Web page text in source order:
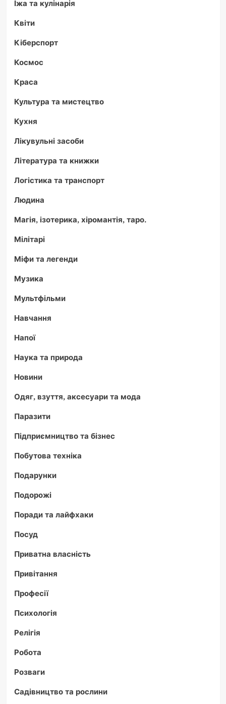
Їжа та кулінарія
Квіти
Кіберспорт
Космос
Краса
Культура та мистецтво
Кухня
Лікувульні засоби
Література та книжки
Логістика та транспорт
Людина
Магія, ізотерика, хіромантія, таро.
Мілітарі
Міфи та легенди
Музика
Мультфільми
Навчання
Напої
Наука та природа
Новини
Одяг, взуття, аксесуари та мода
Паразити
Підприємництво та бізнес
Побутова техніка
Подарунки
Подорожі
Поради та лайфхаки
Посуд
Приватна власність
Привітання
Професії
Психологія
Релігія
Робота
Розваги
Садівництво та рослини